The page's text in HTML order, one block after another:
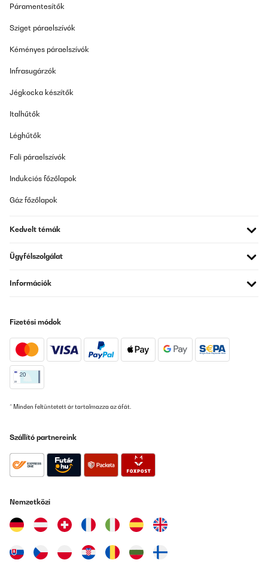
Páramentesítők
Sziget páraelszívók
Kéményes páraelszívók
Infrasugárzók
Jégkocka készítők
Italhűtők
Léghűtők
Fali páraelszívók
Indukciós főzőlapok
Gáz főzőlapok
Kedvelt témák
Ügyfélszolgálat
Információk
Fizetési módok
* Minden feltüntetett ár tartalmazza az áfát.
Szállító partnereink
Nemzetközi